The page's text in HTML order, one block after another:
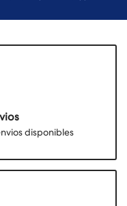
disponibles